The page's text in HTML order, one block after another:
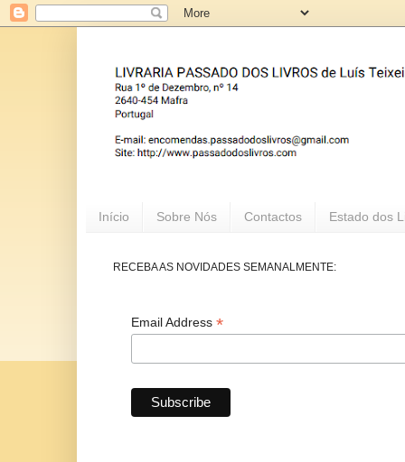
Início Sobre Nós Contactos Estado dos
RECEBA AS NOVIDADES SEMANALMENTE:
Email Address *